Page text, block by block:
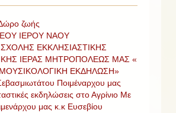
ζωής
ΙΕΡΟΥ ΝΑΟΥ
ΕΚΚΛΗΣΙΑΣΤΙΚΗΣ
ΙΕΡΑΣ ΜΗΤΡΟΠΟΛΕΩΣ ΜΑΣ «
ΕΚΔΗΛΩΣΗ»
Ποιμέναρχου μας
εκδηλώσεις στο Αγρίνιο Με
μας κ.κ Ευσεβίου